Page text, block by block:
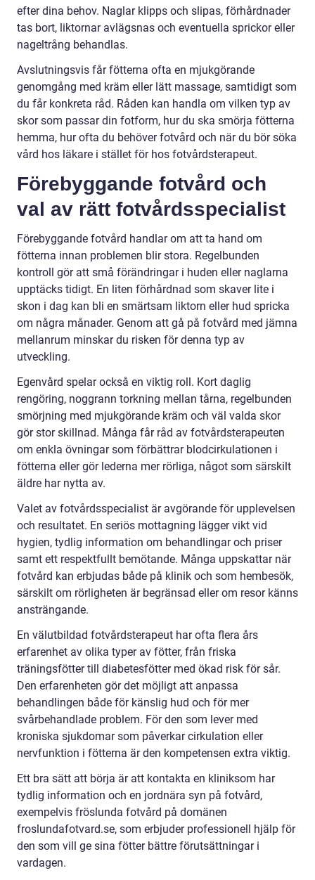
efter dina behov. Naglar klipps och slipas, förhårdnader
tas bort, liktornar avlägsnas och eventuella sprickor eller
nageltrång behandlas.
Avslutningsvis får fötterna ofta en mjukgörande
genomgång med kräm eller lätt massage, samtidigt som
du får konkreta råd. Råden kan handla om vilken typ av
skor som passar din fotform, hur du ska smörja fötterna
hemma, hur ofta du behöver fotvård och när du bör söka
vård hos läkare i stället för hos fotvårdsterapeut.
Förebyggande fotvård och
val av rätt fotvårdsspecialist
Förebyggande fotvård handlar om att ta hand om
fötterna innan problemen blir stora. Regelbunden
kontroll gör att små förändringar i huden eller naglarna
upptäcks tidigt. En liten förhårdnad som skaver lite i
skon i dag kan bli en smärtsam liktorn eller hud spricka
om några månader. Genom att gå på fotvård med jämna
mellanrum minskar du risken för denna typ av
utveckling.
Egenvård spelar också en viktig roll. Kort daglig
rengöring, noggrann torkning mellan tårna, regelbunden
smörjning med mjukgörande kräm och väl valda skor
gör stor skillnad. Många får råd av fotvårdsterapeuten
om enkla övningar som förbättrar blodcirkulationen i
fötterna eller gör lederna mer rörliga, något som särskilt
äldre har nytta av.
Valet av fotvårdsspecialist är avgörande för upplevelsen
och resultatet. En seriös mottagning lägger vikt vid
hygien, tydlig information om behandlingar och priser
samt ett respektfullt bemötande. Många uppskattar när
fotvård kan erbjudas både på klinik och som hembesök,
särskilt om rörligheten är begränsad eller om resor känns
ansträngande.
En välutbildad fotvårdsterapeut har ofta flera års
erfarenhet av olika typer av fötter, från friska
träningsfötter till diabetesfötter med ökad risk för sår.
Den erfarenheten gör det möjligt att anpassa
behandlingen både för känslig hud och för mer
svårbehandlade problem. För den som lever med
kroniska sjukdomar som påverkar cirkulation eller
nervfunktion i fötterna är den kompetensen extra viktig.
Ett bra sätt att börja är att kontakta en kliniksom har
tydlig information och en jordnära syn på fotvård,
exempelvis fröslunda fotvård på domänen
froslundafotvard.se, som erbjuder professionell hjälp för
den som vill ge sina fötter bättre förutsättningar i
vardagen.